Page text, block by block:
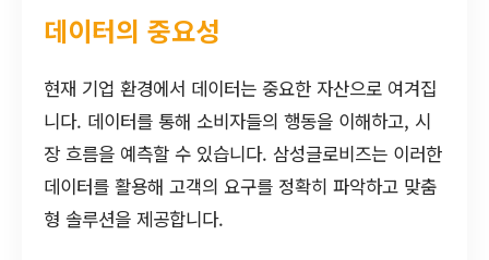
데이터의 중요성
현재 기업 환경에서 데이터는 중요한 자산으로 여겨집
니다. 데이터를 통해 소비자들의 행동을 이해하고, 시
장 흐름을 예측할 수 있습니다. 삼성글로비즈는 이러한
데이터를 활용해 고객의 요구를 정확히 파악하고 맞춤
형 솔루션을 제공합니다.